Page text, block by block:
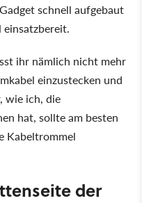
schnell aufgebaut
einsatzbereit.
ihr nämlich nicht mehr
einzustecken und
wie ich, die
hat, sollte am besten
Kabeltrommel
der